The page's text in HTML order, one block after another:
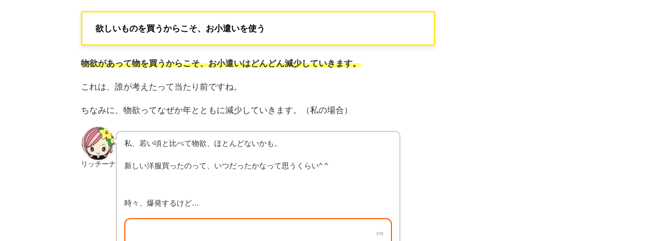
欲しいものを買うからこそ、お小遣いを使う
物欲があって物を買うからこそ、お小遣いはどんどん減少していきます。
これは、誰が考えたって当たり前ですね。
ちなみに、物欲ってなぜか年とともに減少していきます。（私の場合）
リッチーナ
私、若い頃と比べて物欲、ほとんどないかも。
新しい洋服買ったのって、いつだったかなって思うくらい^ ^
時々、爆発するけど…
PR